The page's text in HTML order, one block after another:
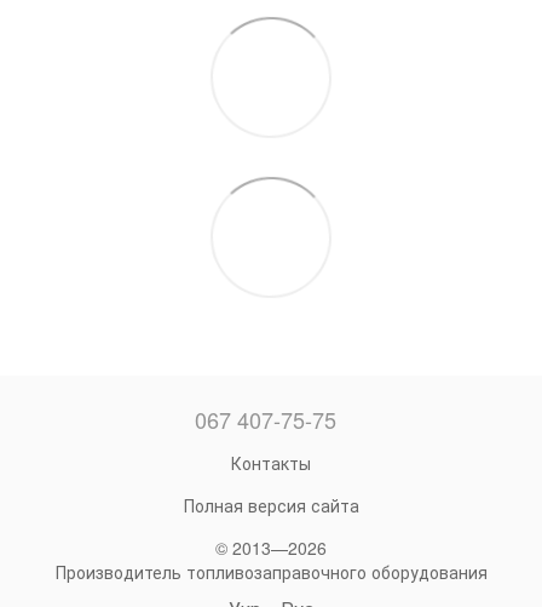
067 407-75-75
Контакты
Полная версия сайта
© 2013—2026
Производитель топливозаправочного оборудования